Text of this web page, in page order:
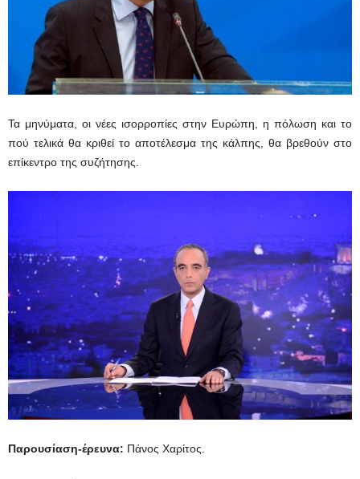
Τα μηνύματα, οι νέες ισορροπίες στην Ευρώπη, η πόλωση και το
πού τελικά θα κριθεί το αποτέλεσμα της κάλπης, θα βρεθούν στο
επίκεντρο της συζήτησης.
Παρουσίαση-έρευνα: Πάνος Χαρίτος.